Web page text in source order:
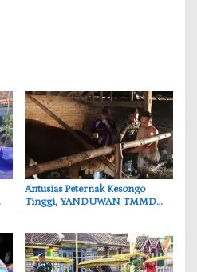
‎Antusias Peternak Kesongo
Tinggi, YANDUWAN TMMD